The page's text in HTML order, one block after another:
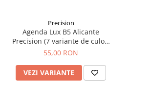
Precision
Agenda Lux B5 Alicante
Precision (7 variante de culori
coperta)
55,00 RON
VEZI VARIANTE